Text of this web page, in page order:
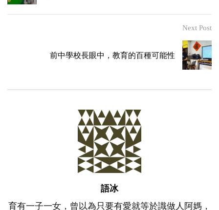
Next Post
前中學校長眼中，教育的百種可能性
語冰
育有一子一女，曾以為只要有愛就等於識做人阿媽，